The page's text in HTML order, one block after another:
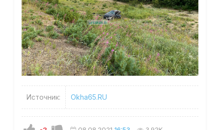
Источник: Okha65.RU